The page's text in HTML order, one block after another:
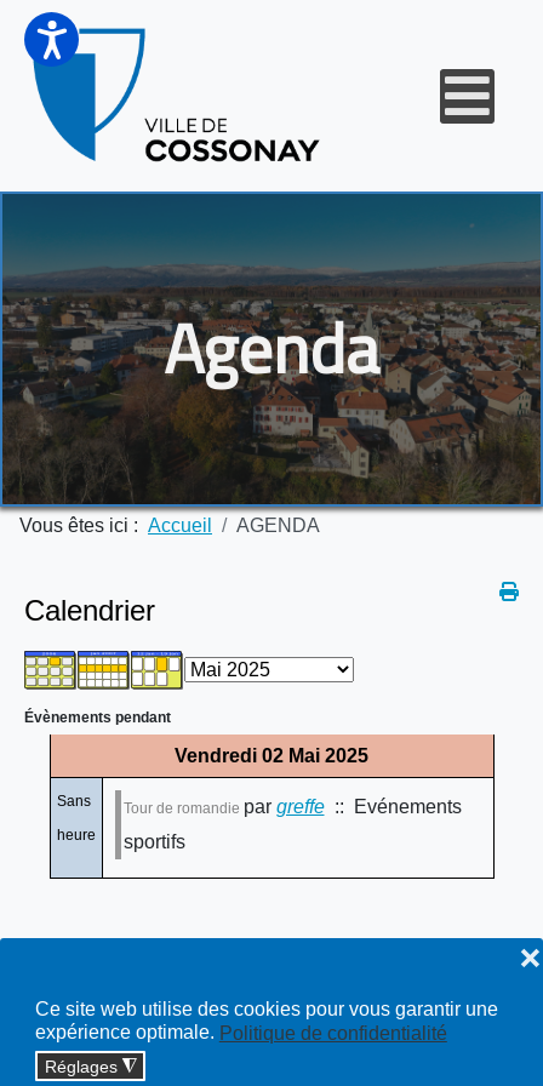
Ce site web utilise des cookies pour vous garantir une
expérience optimale. Politique de confidentialité
Réglages ◮
❌
Agenda
Vous êtes ici : Accueil AGENDA
Calendrier
Évènements pendant
Vendredi 02 Mai 2025
Sans
heure
Tour de romandie par greffe:: Evénements
sportifs